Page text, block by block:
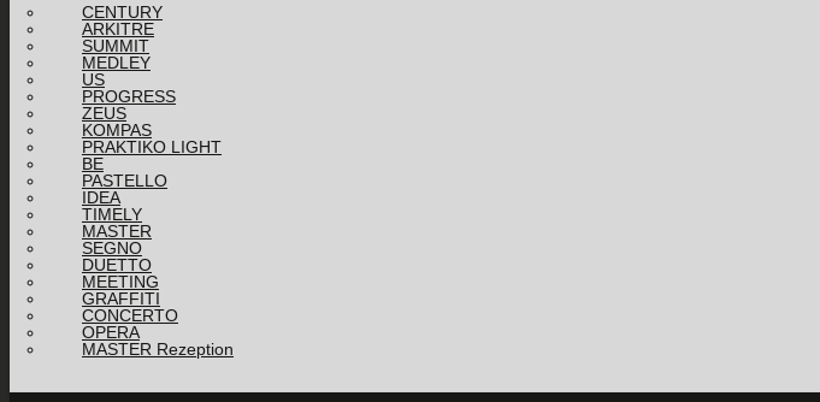
CENTURY
ARKITRE
SUMMIT
MEDLEY
US
PROGRESS
ZEUS
KOMPAS
PRAKTIKO LIGHT
BE
PASTELLO
IDEA
TIMELY
MASTER
SEGNO
DUETTO
MEETING
GRAFFITI
CONCERTO
OPERA
MASTER Rezeption